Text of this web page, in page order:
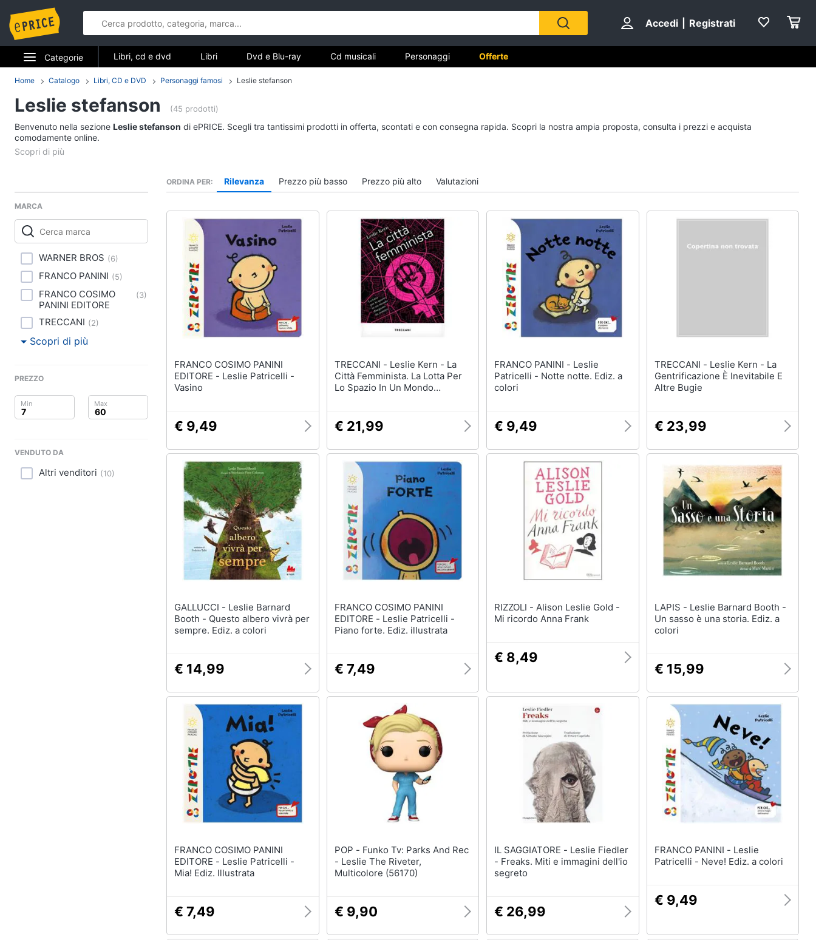
Accedi Registrati
Categorie
Elettrodomestici
Informatica
Telefonia
Smart home
Videogiochi
Audio e musica
Clima
Arredo
Brico e Giardinaggio
Libri, cd e dvd
Libri di Arte, Design e
Vedi tutti
DVD Film
Vedi tutti
Musica Jazz
Vedi tutti
Barbara D'Urso
Vedi tutti
Libri, cd e dvd Libri Dvd e Blu-ray Cd musicali Personaggi Offerte
Home Catalogo Libri, CD e DVD Personaggi famosi Leslie stefanson
Leslie stefanson (45 prodotti)
Benvenuto nella sezione Leslie stefanson di ePRICE. Scegli tra tantissimi prodotti in offerta, scontati e con consegna rapida. Scopri la nostra ampia proposta, consulta i prezzi e acquista
comodamente online.
MARCA
WARNER BROS (6)
FRANCO PANINI (5)
FRANCO COSIMO
PANINI EDITORE
(3)
TRECCANI (2)
Scopri di più
PREZZO
VENDUTO DA
Altri venditori (10)
ORDINA PER Rilevanza Prezzo più basso Prezzo più alto Valutazioni
FRANCO COSIMO PANINI
EDITORE - Leslie Patricelli -
Vasino
€ 9,49
TRECCANI - Leslie Kern - La
Città Femminista. La Lotta Per
Lo Spazio In Un Mondo
€ 21,99
FRANCO PANINI - Leslie
Patricelli - Notte notte. Ediz. a
colori
€ 9,49
TRECCANI - Leslie Kern - La
Gentrificazione È Inevitabile E
Altre Bugie
€ 23,99
GALLUCCI - Leslie Barnard
Booth - Questo albero vivrà per
sempre. Ediz. a colori
€ 14,99
FRANCO COSIMO PANINI
EDITORE - Leslie Patricelli -
Piano forte. Ediz. illustrata
€ 7,49
RIZZOLI - Alison Leslie Gold -
Mi ricordo Anna Frank
€ 8,49
LAPIS - Leslie Barnard Booth -
Un sasso è una storia. Ediz. a
colori
€ 15,99
FRANCO COSIMO PANINI
EDITORE - Leslie Patricelli -
Mia! Ediz. Illustrata
€ 7,49
POP - Funko Tv: Parks And Rec
- Leslie The Riveter,
Multicolore (56170)
€ 9,90
IL SAGGIATORE - Leslie Fiedler
- Freaks. Miti e immagini dell'io
segreto
€ 26,99
FRANCO PANINI - Leslie
Patricelli - Neve! Ediz. a colori
€ 9,49